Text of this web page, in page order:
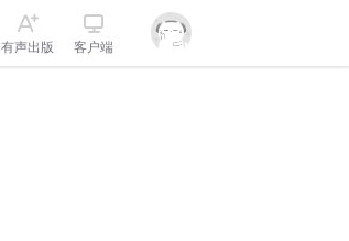
有声出版 客户端